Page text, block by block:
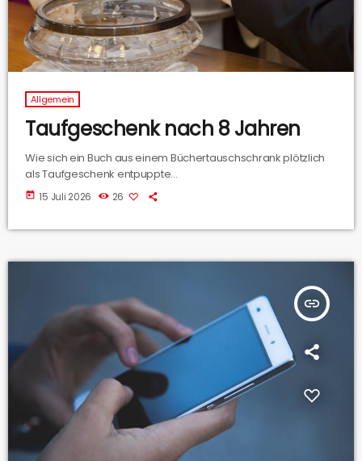
Allgemein
Taufgeschenk nach 8 Jahren
Wie sich ein Buch aus einem Büchertauschschrank plötzlich
als Taufgeschenk entpuppte...
today 15 Juli 2026 26
insert_link